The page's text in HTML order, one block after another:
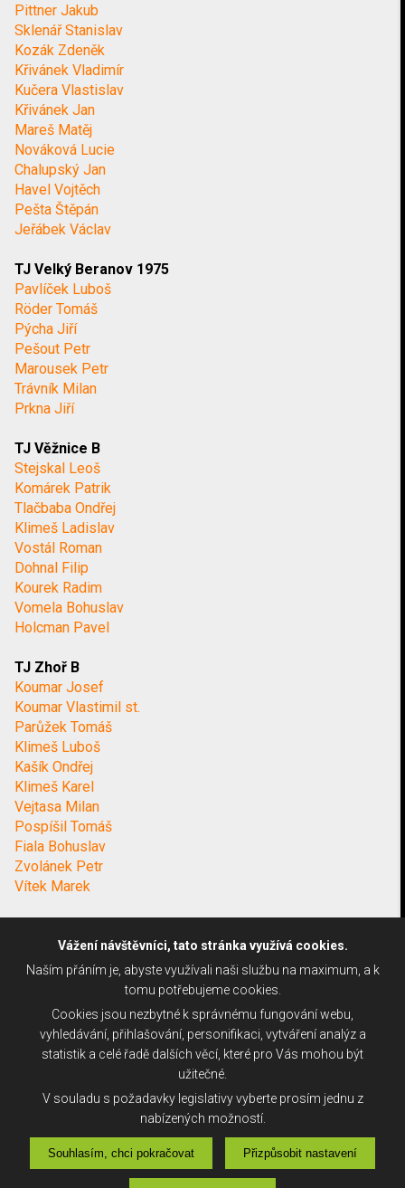
Pittner Jakub
Sklenář Stanislav
Kozák Zdeněk
Křivánek Vladimír
Kučera Vlastislav
Křivánek Jan
Mareš Matěj
Nováková Lucie
Chalupský Jan
Havel Vojtěch
Pešta Štěpán
Jeřábek Václav
TJ Velký Beranov 1975
Pavlíček Luboš
Röder Tomáš
Pýcha Jiří
Pešout Petr
Marousek Petr
Trávník Milan
Prkna Jiří
TJ Věžnice B
Stejskal Leoš
Komárek Patrik
Tlačbaba Ondřej
Klimeš Ladislav
Vostál Roman
Dohnal Filip
Kourek Radim
Vomela Bohuslav
Holcman Pavel
TJ Zhoř B
Koumar Josef
Koumar Vlastimil st.
Parůžek Tomáš
Klimeš Luboš
Kašík Ondřej
Klimeš Karel
Vejtasa Milan
Pospíšil Tomáš
Fiala Bohuslav
Zvolánek Petr
Vítek Marek
Vážení návštěvníci, tato stránka využívá cookies.
Naším přáním je, abyste využívali naši službu na maximum, a k
tomu potřebujeme cookies.
Cookies jsou nezbytné k správnému fungování webu,
vyhledávání, přihlašování, personifikaci, vytváření analýz a
statistik a celé řadě dalších věcí, které pro Vás mohou být
užitečné.
V souladu s požadavky legislativy vyberte prosím jednu z
nabízených možností.
Souhlasím, chci pokračovat Přizpůsobit nastavení